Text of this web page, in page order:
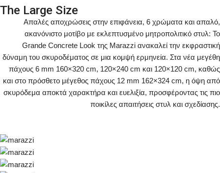
The Large Size
Απαλές αποχρώσεις στην επιφάνεια, 6 χρώματα και απαλό,
ακανόνιστο μοτίβο με εκλεπτυσμένο μητροπολιτικό στυλ: Το
Grande Concrete Look της Marazzi ανακαλεί την εκφραστική
δύναμη του σκυροδέματος σε μια κομψή ερμηνεία. Στα νέα μεγέθη
πάχους 6 mm 160×320 cm, 120×240 cm και 120×120 cm, καθώς
και στο πρόσθετο μέγεθος πάχους 12 mm 162×324 cm, η όψη από
σκυρόδεμα αποκτά χαρακτήρα και ευελιξία, προσφέροντας τις πιο
ποικίλες απαιτήσεις στυλ και σχεδίασης.